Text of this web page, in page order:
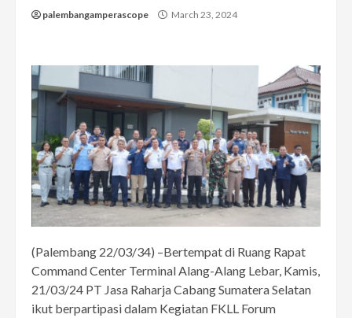
palembangamperascope March 23, 2024
(Palembang 22/03/34) –Bertempat di Ruang Rapat
Command Center Terminal Alang-Alang Lebar, Kamis,
21/03/24 PT Jasa Raharja Cabang Sumatera Selatan
ikut berpartipasi dalam Kegiatan FKLL Forum